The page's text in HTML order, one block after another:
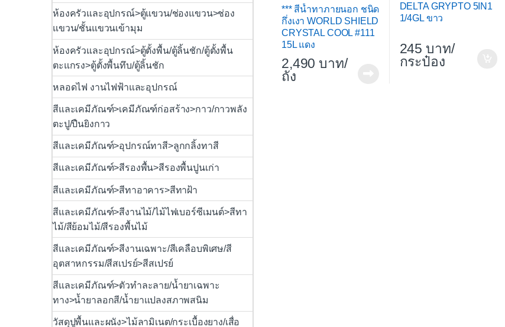
*** สีน้ำทาภายนอก ชนิด
กึ่งเงา WORLD SHIELD
CRYSTAL COOL #111
15L แดง
2,490
/
ถัง
DELTA GRYPTO 5IN1
1/4GL ขาว
245
/
กระป๋อง
ห้องครัวและอุปกรณ์>ตู้แขวน/ช่องแขวน>ช่อง
แขวน/ชั้นแขวนเข้ามุม
ห้องครัวและอุปกรณ์>ตู้ตั้งพื้น/ตู้ลิ้นชัก/ตู้ตั้งพื้น
ตะแกรง>ตู้ตั้งพื้นทึบ/ตู้ลิ้นชัก
หลอดไฟ งานไฟฟ้าและอุปกรณ์
สีและเคมีภัณฑ์>เคมีภัณฑ์ก่อสร้าง>กาว/กาวพลัง
ตะปู/ปืนยิงกาว
สีและเคมีภัณฑ์>อุปกรณ์ทาสี>ลูกกลิ้งทาสี
สีและเคมีภัณฑ์>สีรองพื้น>สีรองพื้นปูนเก่า
สีและเคมีภัณฑ์>สีทาอาคาร>สีทาฝ้า
สีและเคมีภัณฑ์>สีงานไม้/ไม้ไฟเบอร์ซีเมนต์>สีทา
ไม้/สีย้อมไม้/สีรองพื้นไม้
สีและเคมีภัณฑ์>สีงานเฉพาะ/สีเคลือบพิเศษ/สี
อุตสาหกรรม/สีสเปรย์>สีสเปรย์
สีและเคมีภัณฑ์>ตัวทำละลาย/น้ำยาเฉพาะ
ทาง>น้ำยาลอกสี/น้ำยาแปลงสภาพสนิม
วัสดุปูพื้นและผนัง>ไม้ลามิเนต/กระเบื้องยาง/เสื่อ